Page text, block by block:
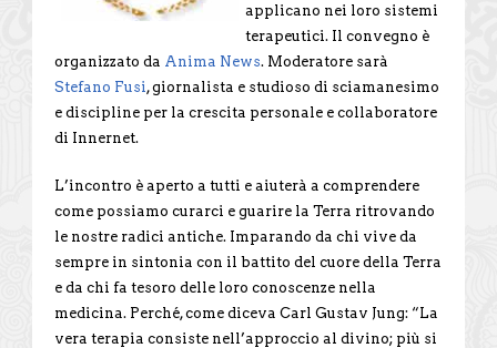
applicano nei loro sistemi
terapeutici. Il convegno è
organizzato da Anima News. Moderatore sarà
Stefano Fusi , giornalista e studioso di sciamanesimo
e discipline per la crescita personale e collaboratore
di Innernet.
L’incontro è aperto a tutti e aiuterà a comprendere
come possiamo curarci e guarire la Terra ritrovando
le nostre radici antiche. Imparando da chi vive da
sempre in sintonia con il battito del cuore della Terra
e da chi fa tesoro delle loro conoscenze nella
medicina. Perché, come diceva Carl Gustav Jung: “La
vera terapia consiste nell’approccio al divino; più si